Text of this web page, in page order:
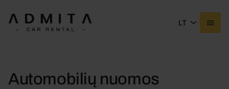
LT
Automobilių nuomos